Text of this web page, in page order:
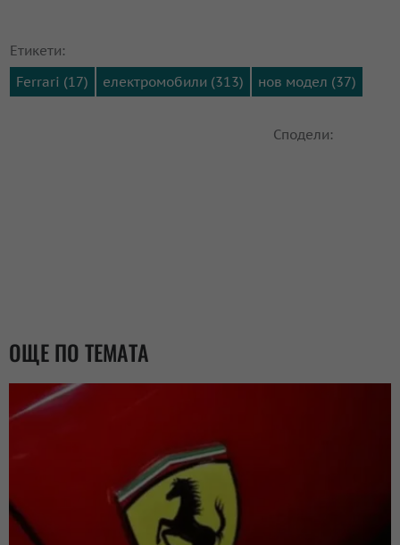
Етикети:
Ferrari (17)
електромобили (313) нов модел (37)
Сподели:
ОЩЕ ПО ТЕМАТА